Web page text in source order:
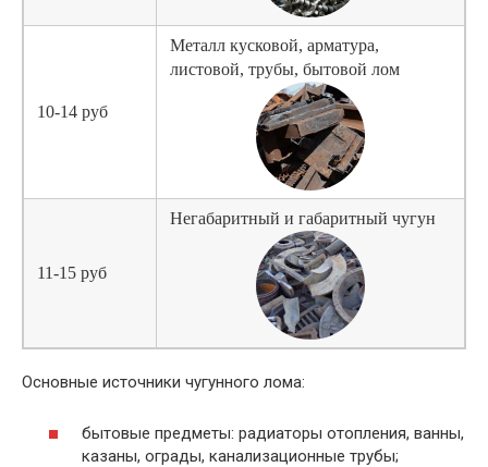
10-14 руб
Металл кусковой, арматура,
листовой, трубы, бытовой лом
11-15 руб
Негабаритный и габаритный чугун
Основные источники чугунного лома:
бытовые предметы: радиаторы отопления, ванны,
казаны, ограды, канализационные трубы;